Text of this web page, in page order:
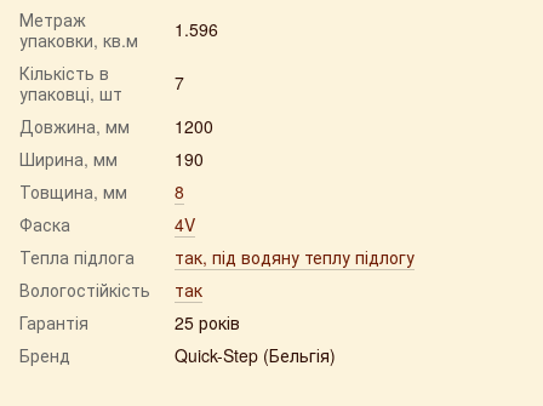
Метраж
упаковки, кв.м
1.596
Кількість в
упаковці, шт
7
Довжина, мм
1200
Ширина, мм
190
Товщина, мм
8
Фаска
4V
Тепла підлога
так, під водяну теплу підлогу
Вологостійкість
так
Гарантія
25 років
Бренд
Quick-Step (Бельгія)